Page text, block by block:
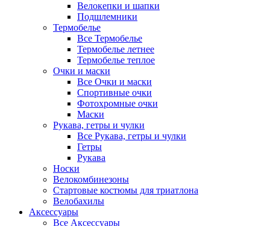
Велокепки и шапки
Подшлемники
Термобелье
Все Термобелье
Термобелье летнее
Термобелье теплое
Очки и маски
Все Очки и маски
Спортивные очки
Фотохромные очки
Маски
Рукава, гетры и чулки
Все Рукава, гетры и чулки
Гетры
Рукава
Носки
Велокомбинезоны
Стартовые костюмы для триатлона
Велобахилы
Аксессуары
Все Аксессуары